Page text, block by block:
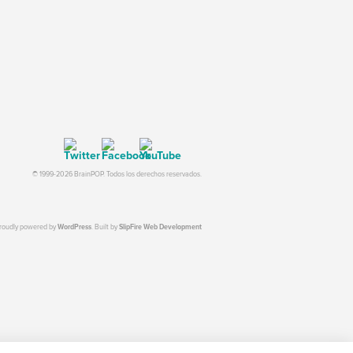
© 1999-2026 BrainPOP. Todos los derechos reservados.
powered byWordPress. Built bySlipFire Web Development